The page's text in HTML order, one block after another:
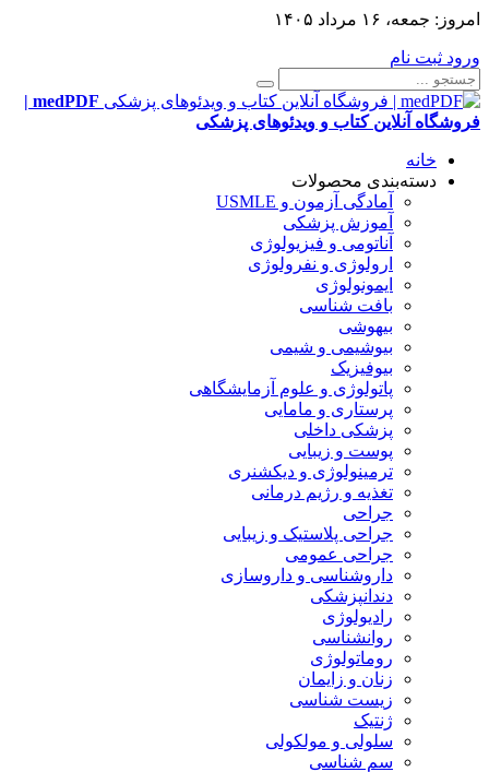
امروز: جمعه، ۱۶ مرداد ۱۴۰۵
ورود ثبت نام
medPDF |
فروشگاه آنلاین کتاب و ویدئوهای پزشکی
خانه
دسته‌بندی محصولات
آمادگی آزمون و USMLE
آموزش پزشکی
آناتومی و فیزیولوژی
ارولوژی و نفرولوژی
ایمونولوژی
بافت شناسی
بیهوشی
بیوشیمی و شیمی
بیوفیزیک
پاتولوژی و علوم آزمایشگاهی
پرستاری و مامایی
پزشکی داخلی
پوست و زیبایی
ترمینولوژی و دیکشنری
تغذیه و رژیم درمانی
جراحی
جراحی پلاستیک و زیبایی
جراحی عمومی
داروشناسی و داروسازی
دندانپزشکی
رادیولوژی
روانشناسی
روماتولوژی
زنان و زایمان
زیست شناسی
ژنتیک
سلولی و مولکولی
سم شناسی